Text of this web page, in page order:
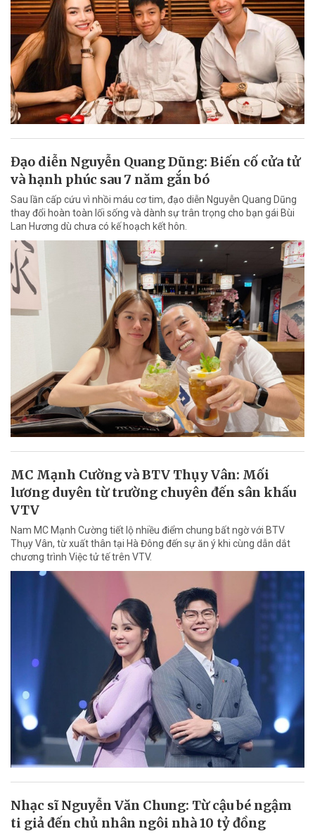
Đạo diễn Nguyễn Quang Dũng: Biến cố cửa tử
và hạnh phúc sau 7 năm gắn bó
Sau lần cấp cứu vì nhồi máu cơ tim, đạo diễn Nguyễn Quang Dũng
thay đổi hoàn toàn lối sống và dành sự trân trọng cho bạn gái Bùi
Lan Hương dù chưa có kế hoạch kết hôn.
MC Mạnh Cường và BTV Thụy Vân: Mối
lương duyên từ trường chuyên đến sân khấu
VTV
Nam MC Mạnh Cường tiết lộ nhiều điểm chung bất ngờ với BTV
Thụy Vân, từ xuất thân tại Hà Đông đến sự ăn ý khi cùng dẫn dắt
chương trình Việc tử tế trên VTV.
Nhạc sĩ Nguyễn Văn Chung: Từ cậu bé ngậm
ti giả đến chủ nhân ngôi nhà 10 tỷ đồng